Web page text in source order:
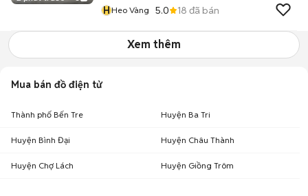
HHeo Vàng 5.0 18 đã bán
Xem thêm
Mua bán đồ điện tử
Thành phố Bến Tre Huyện Ba Tri
Huyện Bình Đại Huyện Châu Thành
Huyện Chợ Lách Huyện Giồng Trôm